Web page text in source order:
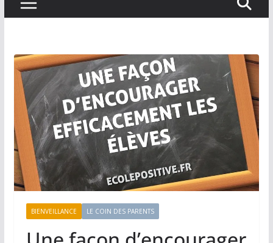
BIENVEILLANCE LE COIN DES PARENTS